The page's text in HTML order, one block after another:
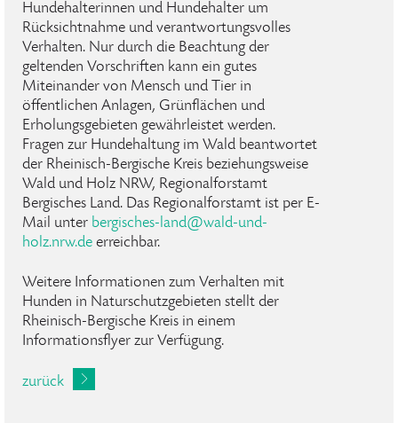
Hundehalterinnen und Hundehalter um
Rücksichtnahme und verantwortungsvolles
Verhalten. Nur durch die Beachtung der
geltenden Vorschriften kann ein gutes
Miteinander von Mensch und Tier in
öffentlichen Anlagen, Grünflächen und
Erholungsgebieten gewährleistet werden.
Fragen zur Hundehaltung im Wald beantwortet
der Rheinisch-Bergische Kreis beziehungsweise
Wald und Holz NRW, Regionalforstamt
Bergisches Land. Das Regionalforstamt ist per E-
Mail unter bergisches-land@wald-und-
holz.nrw.de erreichbar.
Weitere Informationen zum Verhalten mit
Hunden in Naturschutzgebieten stellt der
Rheinisch-Bergische Kreis in einem
Informationsflyer zur Verfügung.
zurück